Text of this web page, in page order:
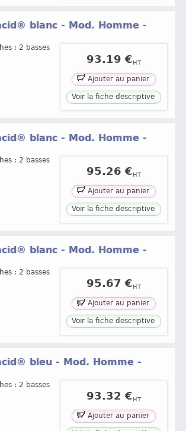
blanc - Mod. Homme -
: 2 basses
93.19 €HT
Ajouter au panier
Voir la fiche descriptive
blanc - Mod. Homme -
: 2 basses
95.26 € HT
Ajouter au panier
Voir la fiche descriptive
blanc - Mod. Homme -
: 2 basses
95.67 € HT
Ajouter au panier
Voir la fiche descriptive
bleu - Mod. Homme -
: 2 basses
93.32 €HT
Ajouter au panier